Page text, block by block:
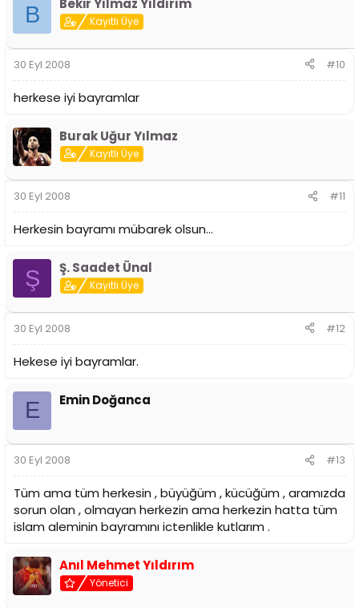
B Bekir Yılmaz Yıldırım
Kayıtlı Üye
30 Eyl 2008 #10
herkese iyi bayramlar
Burak Uğur Yılmaz
Kayıtlı Üye
30 Eyl 2008 #11
Herkesin bayramı mübarek olsun...
Ş Ş. Saadet Ünal
Kayıtlı Üye
30 Eyl 2008 #12
Hekese iyi bayramlar.
E Emin Doğanca
30 Eyl 2008 #13
Tüm ama tüm herkesin , büyüğüm , kücüğüm , aramızda
sorun olan , olmayan herkezin ama herkezin hatta tüm
islam aleminin bayramını ictenlikle kutlarım .
Anıl Mehmet Yıldırım
Yönetici